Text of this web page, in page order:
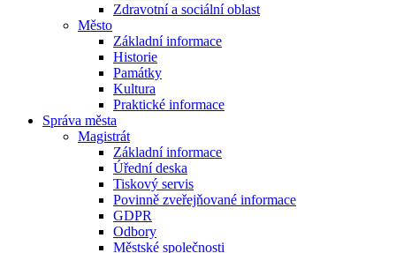
Zdravotní a sociální oblast
Město
Základní informace
Historie
Památky
Kultura
Praktické informace
Správa města
Magistrát
Základní informace
Úřední deska
Tiskový servis
Povinně zveřejňované informace
GDPR
Odbory
Městské společnosti